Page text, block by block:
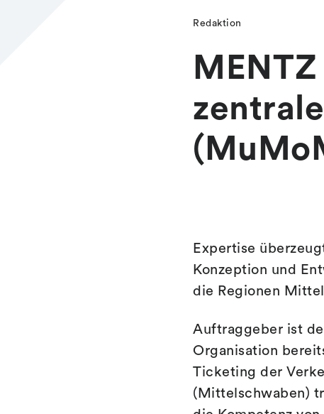
Redaktion
Expertise
Konzeption und
die Regionen
Auftraggeber ist
Organisation
Ticketing der
(Mittelschwaben)